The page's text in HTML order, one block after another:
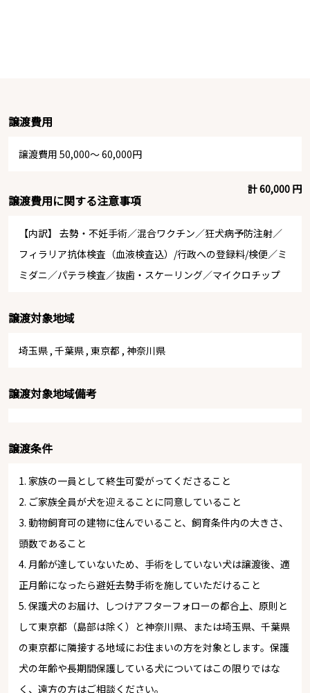
譲渡費用
譲渡費用 50,000～ 60,000円
計 60,000 円
譲渡費用に関する注意事項
【内訳】 去勢・不妊手術／混合ワクチン／狂犬病予防注射／
フィラリア抗体検査（血液検査込）/行政への登録料/検便／ミ
ミダニ／パテラ検査／抜歯・スケーリング／マイクロチップ
譲渡対象地域
埼玉県 , 千葉県 , 東京都 , 神奈川県
譲渡対象地域備考
譲渡条件
1. 家族の一員として終生可愛がってくださること
2. ご家族全員が犬を迎えることに同意していること
3. 動物飼育可の建物に住んでいること、飼育条件内の大きさ、
頭数であること
4. 月齢が達していないため、手術をしていない犬は譲渡後、適
正月齢になったら避妊去勢手術を施していただけること
5. 保護犬のお届け、しつけアフターフォローの都合上、原則と
して東京都（島部は除く）と神奈川県、または埼玉県、千葉県
の東京都に隣接する地域にお住まいの方を対象とします。保護
犬の年齢や長期間保護している犬についてはこの限りではな
く、遠方の方はご相談ください。